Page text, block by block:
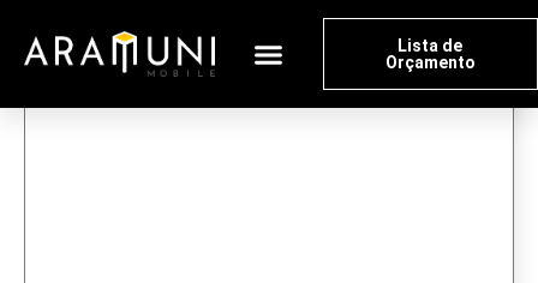
Lista de
Orçamento